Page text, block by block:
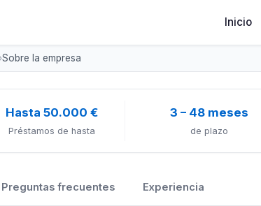
Inicio
Sobre la empresa
Hasta 50.000 €
Préstamos de hasta
3 – 48 meses
de plazo
Preguntas frecuentes Experiencia